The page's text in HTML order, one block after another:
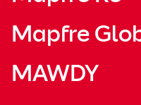
Mapfre
MAWDY